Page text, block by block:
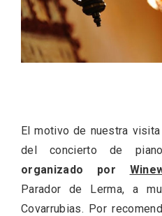
El motivo de nuestra
del concierto de
organizado por
Parador de Lerma, a
Covarrubias. Por